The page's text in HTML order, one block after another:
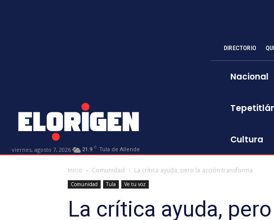
viernes, agosto 7, 2026 21.9 C Tula de Allende
DIRECTORIO
Nacional
Cultura
Inicio Comunidad La crítica ayuda, pero la acción transforma
Comunidad Tula Ve tu voz
La crítica ayuda,